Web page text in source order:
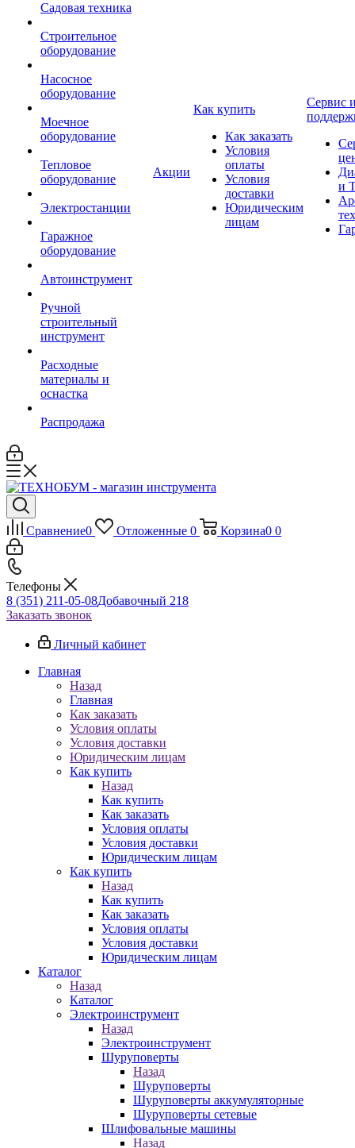
Садовая техника
Строительное
оборудование
Насосное
оборудование
Моечное
оборудование
Тепловое
оборудование
Электростанции
Гаражное
оборудование
Автоинструмент
Ручной
строительный
инструмент
Расходные
материалы и
оснастка
Распродажа
Акции
Как купить
Как заказать
Условия
оплаты
Условия
доставки
Юридическим
лицам
Сервис
и
Сравнение0 Отложенные 0 Корзина0 0
Телефоны
8 (351) 211-05-08Добавочный 218
Заказать звонок
Личный кабинет
Главная
Назад
Главная
Как заказать
Условия оплаты
Условия доставки
Юридическим лицам
Как купить
Назад
Как купить
Как заказать
Условия оплаты
Условия доставки
Юридическим лицам
Как купить
Назад
Как купить
Как заказать
Условия оплаты
Условия доставки
Юридическим лицам
Каталог
Назад
Каталог
Электроинструмент
Назад
Электроинструмент
Шуруповерты
Назад
Шуруповерты
Шуруповерты аккумуляторные
Шуруповерты сетевые
Шлифовальные машины
Назад